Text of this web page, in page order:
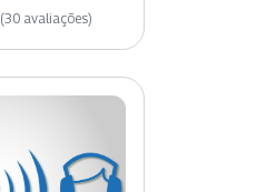
(30 avaliações)